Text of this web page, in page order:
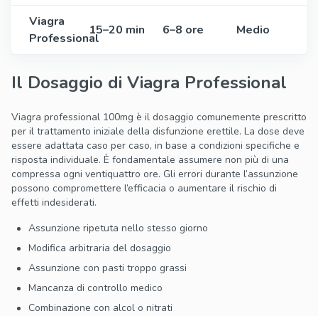
Viagra
Professional
15–20 min 6–8 ore Medio
Il Dosaggio di Viagra Professional
Viagra professional 100mg è il dosaggio comunemente prescritto
per il trattamento iniziale della disfunzione erettile. La dose deve
essere adattata caso per caso, in base a condizioni specifiche e
risposta individuale. È fondamentale assumere non più di una
compressa ogni ventiquattro ore. Gli errori durante l’assunzione
possono compromettere l’efficacia o aumentare il rischio di
effetti indesiderati.
Assunzione ripetuta nello stesso giorno
Modifica arbitraria del dosaggio
Assunzione con pasti troppo grassi
Mancanza di controllo medico
Combinazione con alcol o nitrati